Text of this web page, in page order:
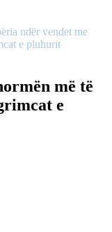
ndër vendet me
e pluhurit
më të
e